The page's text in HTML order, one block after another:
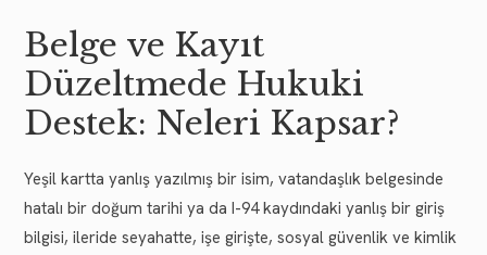
Belge ve Kayıt
Düzeltmede Hukuki
Destek: Neleri Kapsar?
Yeşil kartta yanlış yazılmış bir isim, vatandaşlık belgesinde
hatalı bir doğum tarihi ya da I-94 kaydındaki yanlış bir giriş
bilgisi, ileride seyahatte, işe girişte, sosyal güvenlik ve kimlik